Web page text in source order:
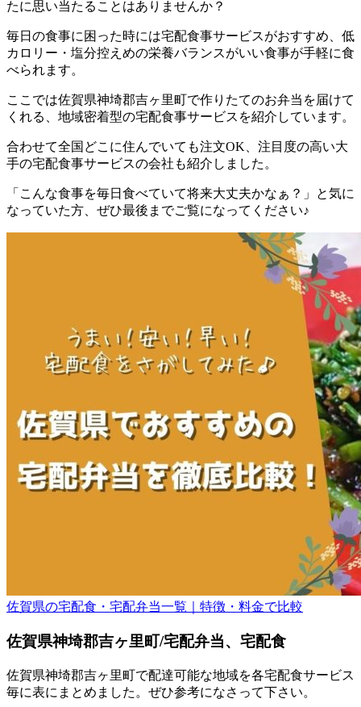
たに思い当たることはありませんか？
毎日の食事に困った時には宅配食事サービスがおすすめ、低
カロリー・塩分控えめの栄養バランスがいい食事が手軽に食
べられます。
ここでは佐賀県神埼郡吉ヶ里町で作りたてのお弁当を届けて
くれる、地域密着型の宅配食事サービスを紹介しています。
合わせて全国どこに住んでいても注文OK、注目度の高い大
手の宅配食事サービスの会社も紹介 しました。
「こんな食事を毎日食べていて将来大丈夫かなぁ？」と気に
なっていた方、ぜひ最後までご覧になってください♪
佐賀県の宅配食・宅配弁当一覧｜特徴・料金で比較
佐賀県神埼郡吉ヶ里町/宅配弁当、宅配食
佐賀県神埼郡吉ヶ里町で配達可能な地域を各宅配食サービス
毎に表にまとめました。ぜひ参考になさって下さい。